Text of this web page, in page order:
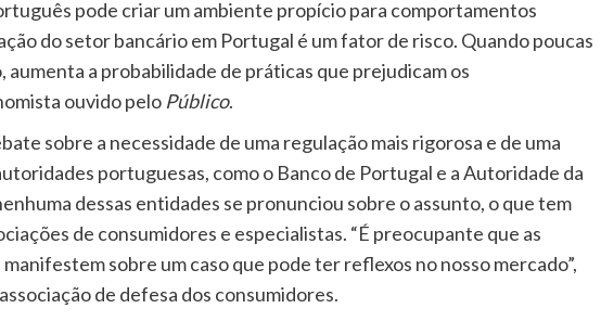
pode criar um ambiente propício para comportamentos
do setor bancário em Portugal é um fator de risco. Quando poucas
a probabilidade de práticas que prejudicam os
ouvido pelo Público.
sobre a necessidade de uma regulação mais rigorosa e de uma
portuguesas, como o Banco de Portugal e a Autoridade da
dessas entidades se pronunciou sobre o assunto, o que tem
de consumidores e especialistas. “É preocupante que as
sobre um caso que pode ter reflexos no nosso mercado”,
de defesa dos consumidores.